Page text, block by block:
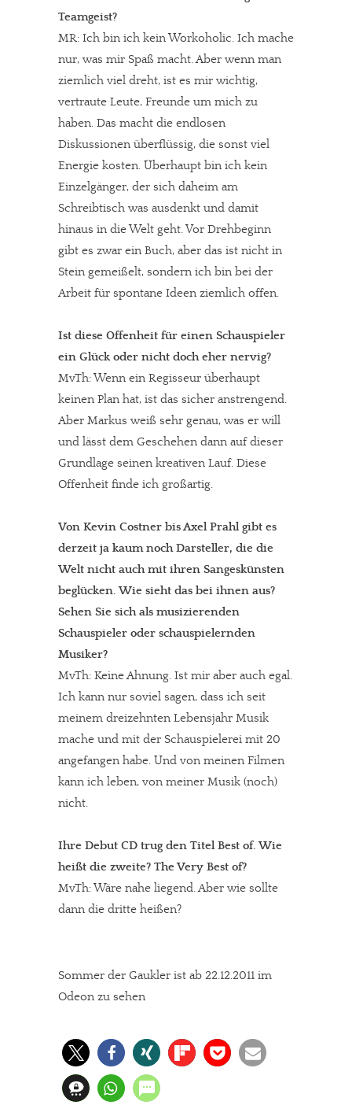
In eigener Sache
Dir gefällt unsere Arbeit?
meinesuedstadt.de finanziert sich durch Partnerprofile und
Werbung. Beide Einnahmequellen sind in den letzten Monaten
stark zurückgegangen.
Solltest Du unsere unabhängige Berichterstattung schätzen,
kannst Du uns mit einer kleinen Spende unterstützen.
Paypal - danke@meinesuedstadt.de
Teamgeist?
MR: Ich bin ich kein Workoholic. Ich mache
nur, was mir Spaß macht. Aber wenn man
ziemlich viel dreht, ist es mir wichtig,
vertraute Leute, Freunde um mich zu
haben. Das macht die endlosen
Diskussionen überflüssig, die sonst viel
Energie kosten. Überhaupt bin ich kein
Einzelgänger, der sich daheim am
Schreibtisch was ausdenkt und damit
hinaus in die Welt geht. Vor Drehbeginn
gibt es zwar ein Buch, aber das ist nicht in
Stein gemeißelt, sondern ich bin bei der
Arbeit für spontane Ideen ziemlich offen.
Ist diese Offenheit für einen Schauspieler
ein Glück oder nicht doch eher nervig?
MvTh: Wenn ein Regisseur überhaupt
keinen Plan hat, ist das sicher anstrengend.
Aber Markus weiß sehr genau, was er will
und lässt dem Geschehen dann auf dieser
Grundlage seinen kreativen Lauf. Diese
Offenheit finde ich großartig.
Von Kevin Costner bis Axel Prahl gibt es
derzeit ja kaum noch Darsteller, die die
Welt nicht auch mit ihren Sangeskünsten
beglücken. Wie sieht das bei ihnen aus?
Sehen Sie sich als musizierenden
Schauspieler oder schauspielernden
Musiker?
MvTh: Keine Ahnung. Ist mir aber auch egal.
Ich kann nur soviel sagen, dass ich seit
meinem dreizehnten Lebensjahr Musik
mache und mit der Schauspielerei mit 20
angefangen habe. Und von meinen Filmen
kann ich leben, von meiner Musik (noch)
nicht.
Ihre Debut CD trug den Titel Best of. Wie
heißt die zweite? The Very Best of?
MvTh: Wäre nahe liegend. Aber wie sollte
dann die dritte heißen?
Sommer der Gaukler ist ab 22.12.2011 im
Odeon zu sehen